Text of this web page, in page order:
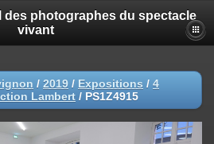
des photographes du spectacle
vivant
/ 2019 / Expositions / 4
Lambert / PS1Z4915